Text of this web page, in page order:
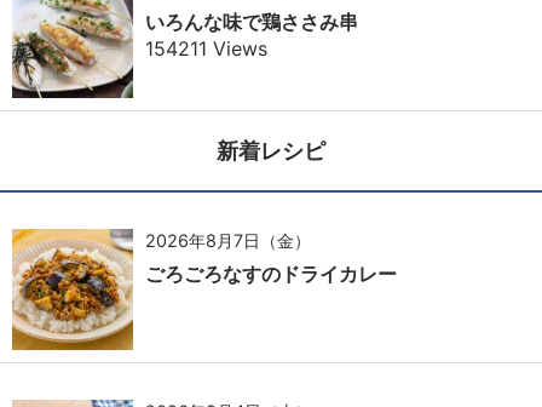
いろんな味で鶏ささみ串
154211 Views
新着レシピ
2026年8月7日（金）
ごろごろなすのドライカレー